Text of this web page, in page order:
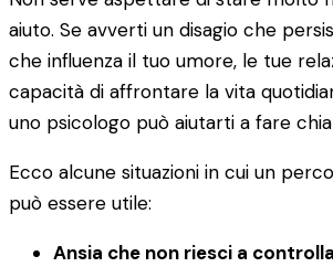
aiuto. Se avverti un disagio che
che influenza il tuo umore, le tue
capacità di affrontare la vita
uno psicologo può aiutarti a fare
Ecco alcune situazioni in cui un
può essere utile:
Ansia che non riesci a